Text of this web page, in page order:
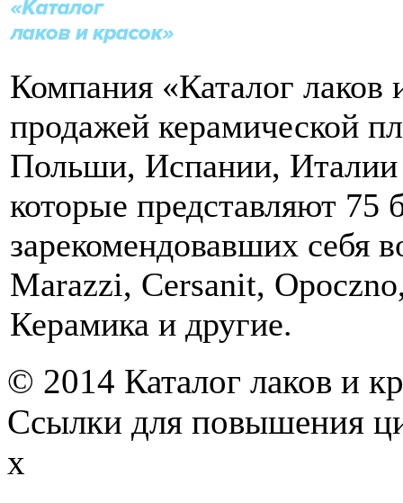
Компания «Каталог лаков
продажей керамической
Польши, Испании, Италии
которые представляют 75
зарекомендовавших себя
Marazzi, Cersanit,
Керамика и другие.
© 2014 Каталог лаков и
Ссылки для повышения
x